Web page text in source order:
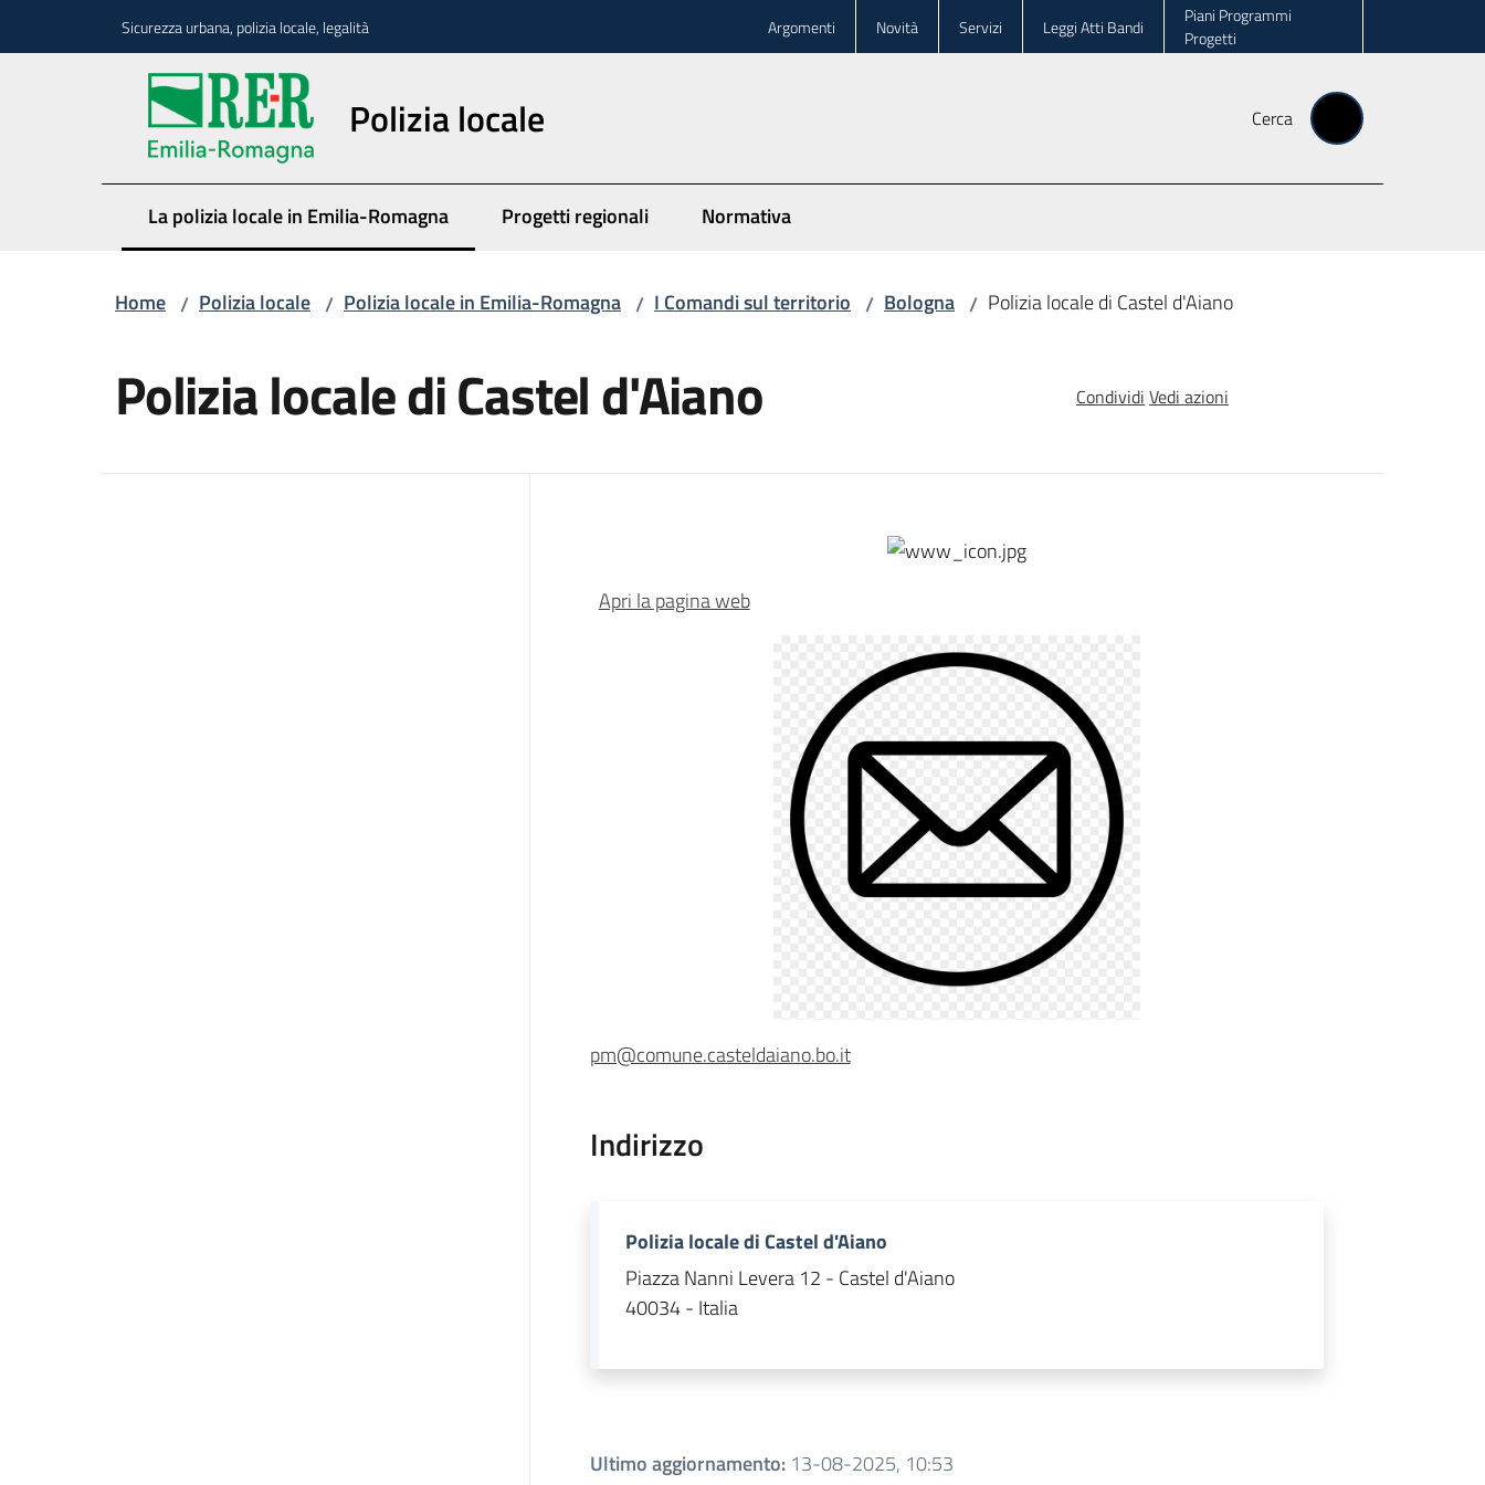
Sicurezza urbana, polizia locale, legalità Argomenti Novità Servizi Leggi Atti Bandi
Piani Programmi
Progetti
Polizia locale Cerca
La polizia locale in Emilia-Romagna
Menu selezionato Progetti regionali Normativa
Home / Polizia locale / Polizia locale in Emilia-Romagna / I Comandi sul territorio / Bologna / Polizia locale di Castel d'Aiano
Polizia locale di Castel d'Aiano Condividi Vedi azioni
Apri la pagina web
pm@comune.casteldaiano.bo.it
Indirizzo
Polizia locale di Castel d'Aiano
Piazza Nanni Levera 12 - Castel d'Aiano
40034 - Italia
Ultimo aggiornamento: 13-08-2025, 10:53